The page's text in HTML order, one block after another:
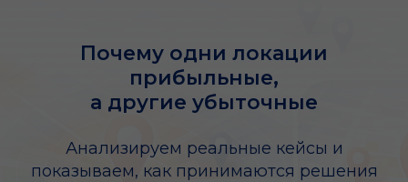
Почему одни локации
прибыльные,
а другие убыточные
Анализируем реальные кейсы и
показываем, как принимаются решения